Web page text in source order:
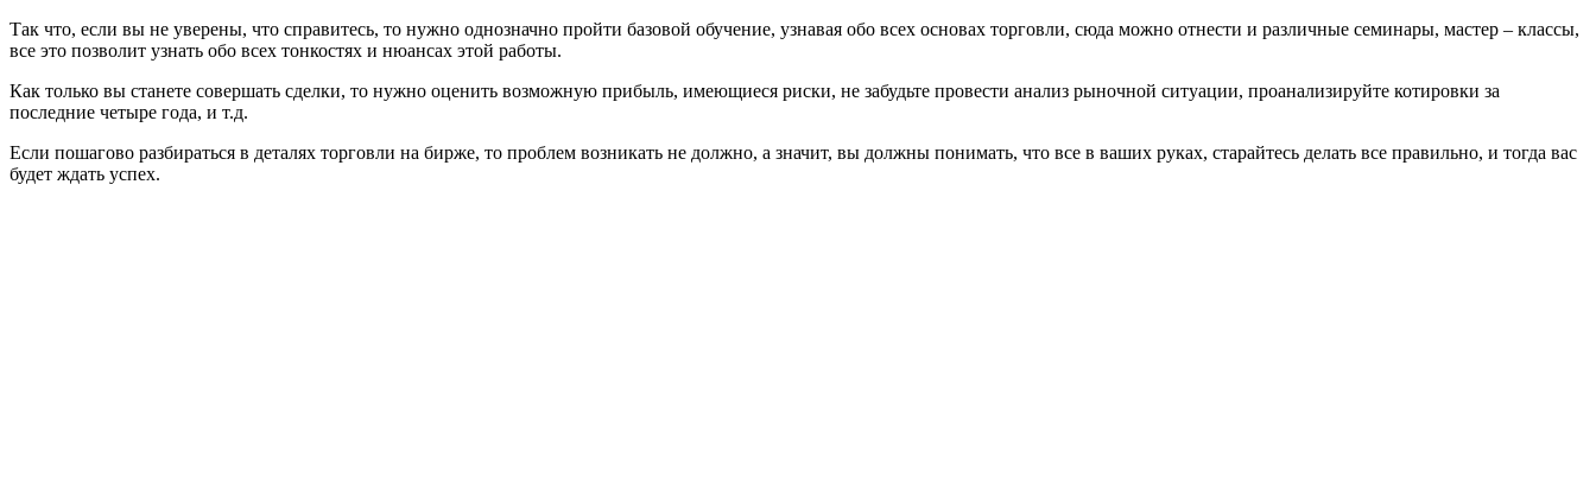
Так что, если вы не уверены, что справитесь, то нужно однозначно пройти базовой обучение, узнавая обо всех основах торговли, сюда можно отнести и различные семинары, мастер – классы,
все это позволит узнать обо всех тонкостях и нюансах этой работы.
Как только вы станете совершать сделки, то нужно оценить возможную прибыль, имеющиеся риски, не забудьте провести анализ рыночной ситуации, проанализируйте котировки за
последние четыре года, и т.д.
Если пошагово разбираться в деталях торговли на бирже, то проблем возникать не должно, а значит, вы должны понимать, что все в ваших руках, старайтесь делать все правильно, и тогда вас
будет ждать успех.